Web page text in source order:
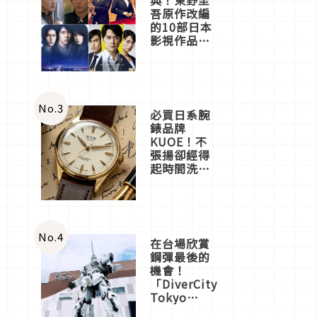
吾原作改編
的10部日本
影視作品推
No.3 必買日系腕
錶品牌
KUOE！不
張揚卻經得
起時間洗鍊
No.4 在台場欣賞
鋼彈最後的
機會！
「DiverCity
Tokyo